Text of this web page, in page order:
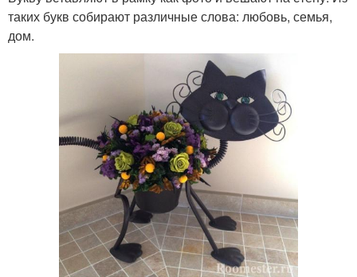
таких букв собирают различные слова: любовь, семья,
дом.